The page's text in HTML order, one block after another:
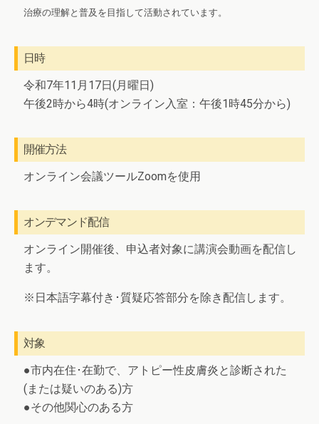
治療の理解と普及を目指して活動されています。
日時
令和7年11月17日(月曜日)
午後2時から4時(オンライン入室：午後1時45分から)
開催方法
オンライン会議ツールZoomを使用
オンデマンド配信
オンライン開催後、申込者対象に講演会動画を配信し
ます。
※日本語字幕付き･質疑応答部分を除き配信します。
対象
●市内在住･在勤で、アトピー性皮膚炎と診断された
(または疑いのある)方
●その他関心のある方